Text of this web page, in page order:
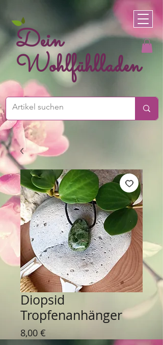
Dein
Wohlfühlladen
Diopsid
Tropfenanhänger
8,00 €